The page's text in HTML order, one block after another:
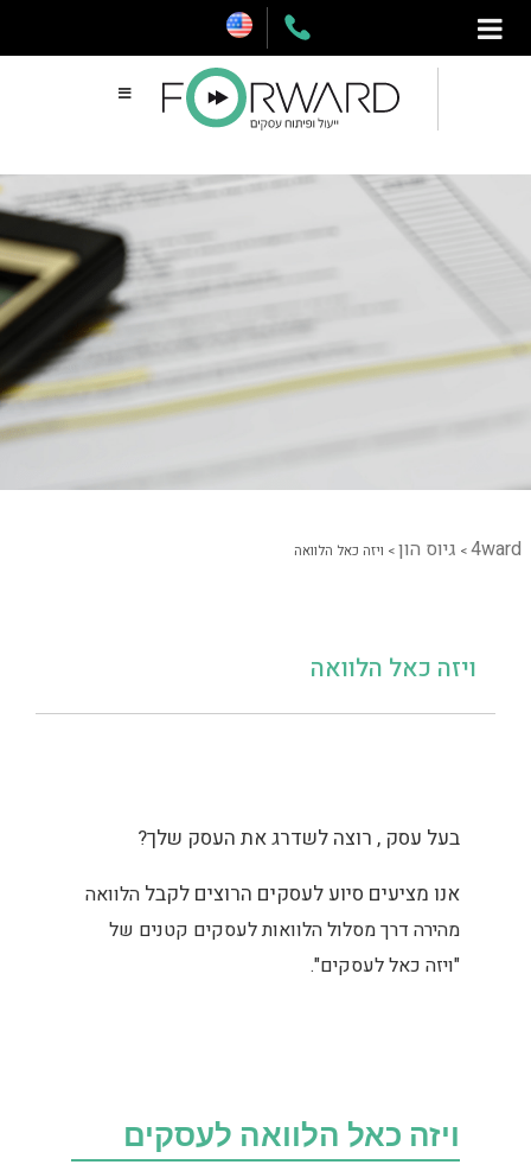
4ward
> גיוס הון> ויזה כאל הלוואה
ויזה כאל הלוואה
בעל עסק , רוצה לשדרג את העסק שלך?
אנו מציעים סיוע לעסקים הרוצים לקבל הלוואה
מהירה דרך מסלול הלוואות לעסקים קטנים של
"ויזה כאל לעסקים".
ויזה כאל הלוואה לעסקים